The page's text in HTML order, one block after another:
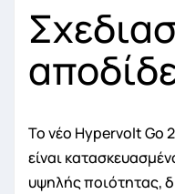
Το νέο Hypervolt Go
είναι
υψηλής ποιότητας,